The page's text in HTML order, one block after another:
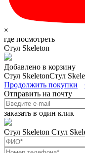
×
где посмотреть
Стул Skeleton
Добавлено в корзину
Стул SkeletonСтул
Продолжить покупки
Отправить на почту
заказать в один клик
Стул Skeleton Стул